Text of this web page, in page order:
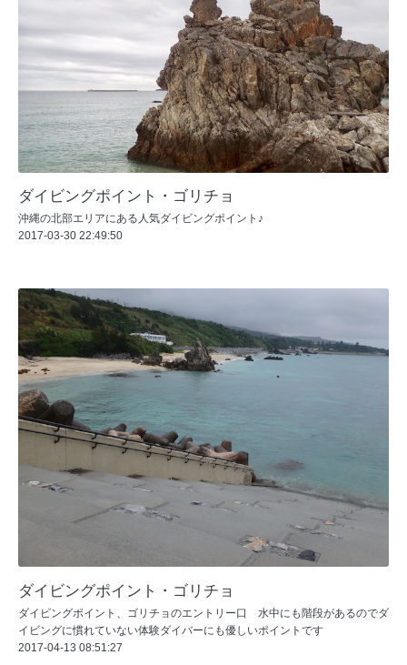
ダイビングポイント・ゴリチョ
沖縄の北部エリアにある人気ダイビングポイント♪
2017-03-30 22:49:50
ダイビングポイント・ゴリチョ
ダイビングポイント、ゴリチョのエントリー口 水中にも階段があるのでダ
イビングに慣れていない体験ダイバーにも優しいポイントです
2017-04-13 08:51:27